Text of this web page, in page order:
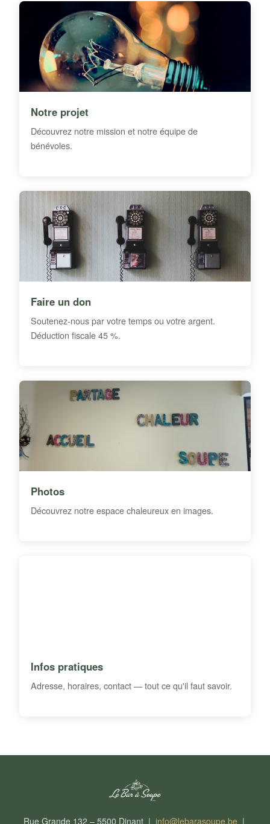
Notre projet
Découvrez notre mission et notre équipe de
bénévoles.
Faire un don
Soutenez-nous par votre temps ou votre argent.
Déduction fiscale 45 %.
Photos
Découvrez notre espace chaleureux en images.
Infos pratiques
Adresse, horaires, contact — tout ce qu'il faut savoir.
Rue Grande 132 – 5500 Dinant | info@lebarasoupe.be|